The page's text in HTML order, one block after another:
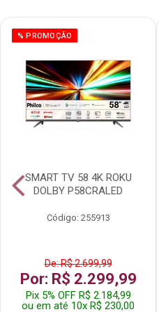
% PROMOÇÃO
SMART TV 58 4K ROKU
DOLBY P58CRALED
Código: 255913
De: R$ 2.699,99
Por: R$ 2.299,99
Pix 5% OFF R$ 2.184,99
ou em até 10x R$ 230,00